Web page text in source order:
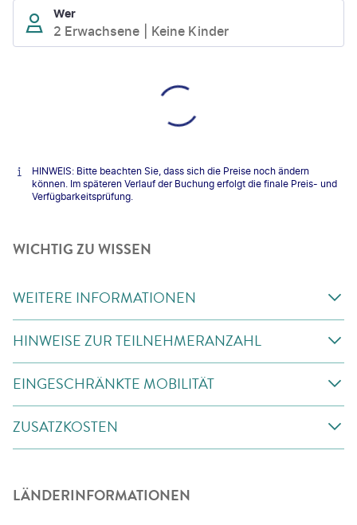
Wer
2 Erwachsene Keine Kinder
HINWEIS: Bitte beachten Sie, dass sich die Preise noch ändern
können. Im späteren Verlauf der Buchung erfolgt die finale Preis- und
Verfügbarkeitsprüfung.
WICHTIG ZU WISSEN
WEITERE INFORMATIONEN
HINWEISE ZUR TEILNEHMERANZAHL
EINGESCHRÄNKTE MOBILITÄT
ZUSATZKOSTEN
LÄNDERINFORMATIONEN